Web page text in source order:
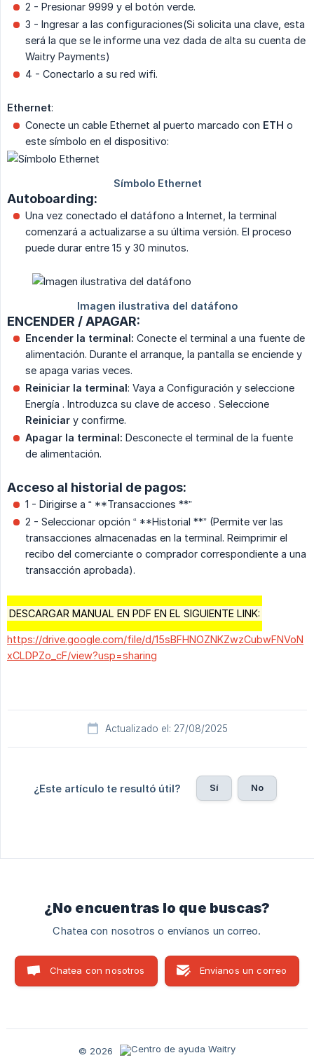
2 - Presionar 9999 y el botón verde.
3 - Ingresar a las configuraciones(Si solicita una clave, esta
será la que se le informe una vez dada de alta su cuenta de
Waitry Payments)
4 - Conectarlo a su red wifi.
Ethernet:
Conecte un cable Ethernet al puerto marcado con ETH o
este símbolo en el dispositivo:
Autoboarding:
Una vez conectado el datáfono a Internet, la terminal
comenzará a actualizarse a su última versión. El proceso
puede durar entre 15 y 30 minutos.
ENCENDER / APAGAR:
Encender la terminal: Conecte el terminal a una fuente de
alimentación. Durante el arranque, la pantalla se enciende y
se apaga varias veces.
Reiniciar la terminal: Vaya a Configuración y seleccione
Energía . Introduzca su clave de acceso . Seleccione
Reiniciar y confirme.
Apagar la terminal: Desconecte el terminal de la fuente
de alimentación.
Acceso al historial de pagos:
1 - Dirigirse a “ **Transacciones **”
2 - Seleccionar opción “ **Historial **” (Permite ver las
transacciones almacenadas en la terminal. Reimprimir el
recibo del comerciante o comprador correspondiente a una
transacción aprobada).
DESCARGAR MANUAL EN PDF EN EL SIGUIENTE LINK:
https://drive.google.com/file/d/15sBFHNOZNKZwzCubwFNVoN
xCLDPZo_cF/view?usp=sharing
Actualizado el: 27/08/2025
¿Este artículo te resultó útil? Sí No
¿No encuentras lo que buscas?
Chatea con nosotros o envíanos un correo.
Chatea con nosotros Envíanos un correo
© 2026